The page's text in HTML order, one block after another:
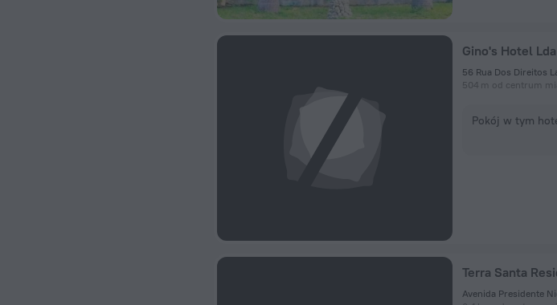
Gino's Hotel Lda
56 Rua Dos Direitos
504 m od centrum
Pokój w tym
Terra Santa
Avenida Presidente